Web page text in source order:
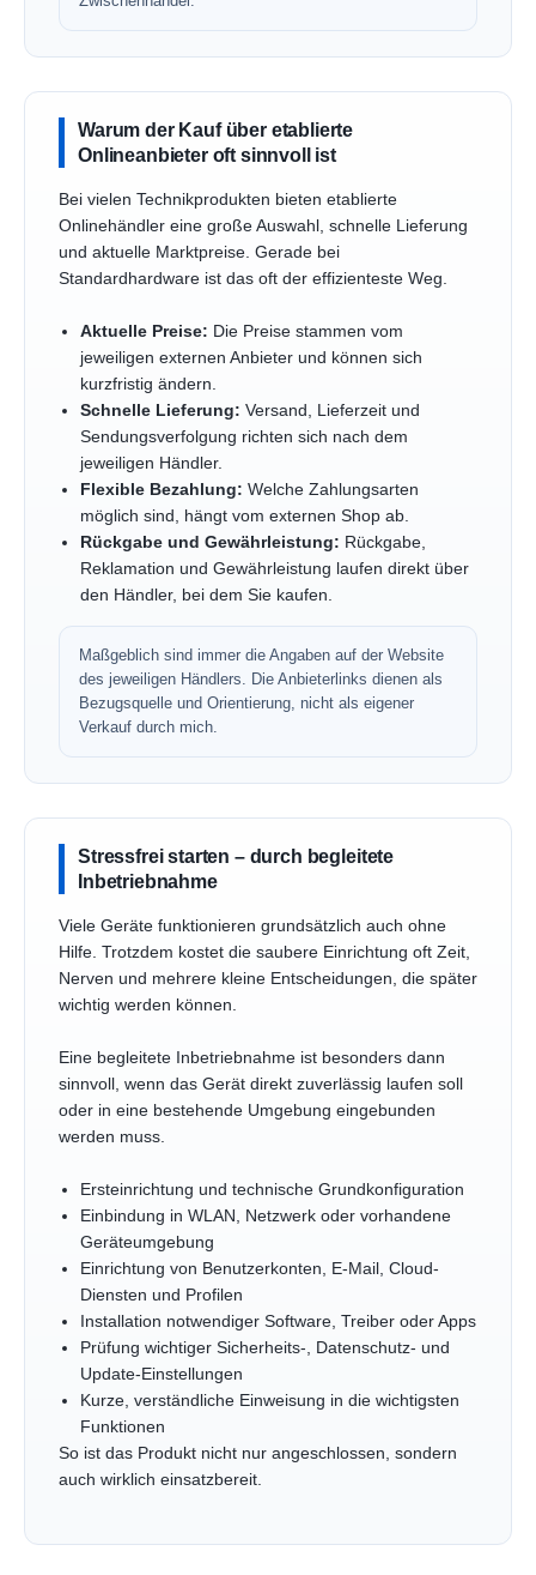
Warum der Kauf über etablierte
Onlineanbieter oft sinnvoll ist
Bei vielen Technikprodukten bieten etablierte
Onlinehändler eine große Auswahl, schnelle Lieferung
und aktuelle Marktpreise. Gerade bei
Standardhardware ist das oft der effizienteste Weg.
Aktuelle Preise: Die Preise stammen vom
jeweiligen externen Anbieter und können sich
kurzfristig ändern.
Schnelle Lieferung: Versand, Lieferzeit und
Sendungsverfolgung richten sich nach dem
jeweiligen Händler.
Flexible Bezahlung: Welche Zahlungsarten
möglich sind, hängt vom externen Shop ab.
Rückgabe und Gewährleistung: Rückgabe,
Reklamation und Gewährleistung laufen direkt über
den Händler, bei dem Sie kaufen.
Maßgeblich sind immer die Angaben auf der Website
des jeweiligen Händlers. Die Anbieterlinks dienen als
Bezugsquelle und Orientierung, nicht als eigener
Verkauf durch mich.
Stressfrei starten – durch begleitete
Inbetriebnahme
Viele Geräte funktionieren grundsätzlich auch ohne
Hilfe. Trotzdem kostet die saubere Einrichtung oft Zeit,
Nerven und mehrere kleine Entscheidungen, die später
wichtig werden können.
Eine begleitete Inbetriebnahme ist besonders dann
sinnvoll, wenn das Gerät direkt zuverlässig laufen soll
oder in eine bestehende Umgebung eingebunden
werden muss.
Ersteinrichtung und technische Grundkonfiguration
Einbindung in WLAN, Netzwerk oder vorhandene
Geräteumgebung
Einrichtung von Benutzerkonten, E-Mail, Cloud-
Diensten und Profilen
Installation notwendiger Software, Treiber oder Apps
Prüfung wichtiger Sicherheits-, Datenschutz- und
Update-Einstellungen
Kurze, verständliche Einweisung in die wichtigsten
Funktionen
So ist das Produkt nicht nur angeschlossen, sondern
auch wirklich einsatzbereit.